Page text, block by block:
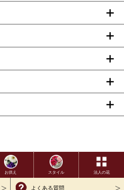
お供え スタイル 法人の花
よくある質問